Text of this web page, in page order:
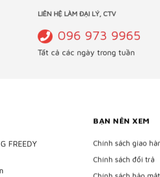
LIÊN HỆ LÀM ĐẠI LÝ, CTV
096 973 9965
Tất cả các ngày trong tuần